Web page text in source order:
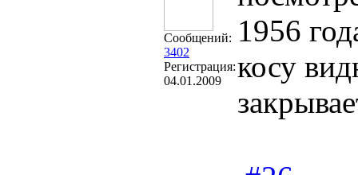
Сообщений:
3402
Регистрация:
04.01.2009
1956
косу